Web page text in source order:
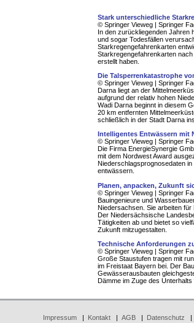
Stark unterschiedliche
© Springer Vieweg | Springer
In den zurückliegenden Jahren
und sogar Todesfällen
Starkregengefahrenkarten
Starkregengefahrenkarten
erstellt haben.
Die Talsperrenkatastrophe
© Springer Vieweg | Springer
Darna liegt an der
aufgrund der relativ hohen
Wadi Darna beginnt in diesem
20 km entfernten
schließlich in der Stadt Darna
Intelligentes Entwässern mit
© Springer Vieweg | Springer
Die Firma EnergieSynergie
mit dem Nordwest Award
Niederschlagsprognosedaten
entwässern.
Planen, anpacken, Zukunft
© Springer Vieweg | Springer
Bauingenieure und
Niedersachsen. Sie arbeiten
Der Niedersächsische
Tätigkeiten ab und bietet so
Zukunft mitzugestalten.
Technische Anforderungen
© Springer Vieweg | Springer
Große Staustufen tragen mit
im Freistaat Bayern bei. Der
Gewässerausbauten
Dämme im Zuge des
Impressum| Kontakt| AGB| Datenschutz